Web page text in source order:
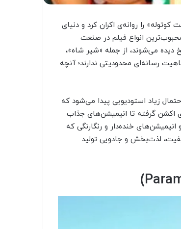
و هفت کوتوله» را روانه‌ی اکران کرد و دنیای
انواع فیلم در صنعت
در میان ۲۰ فیلم پرفروش تاریخ دیده می‌شوند، از جمله «شیر شاه»،
رسانه‌ای محدودیتی ندارند؛ آنچه
زیاد استودیویی پیدا می‌شود که
اکشن گرفته تا انیمیشن‌های جذاب
خنده‌دار و رنگارنگی که
لذت‌بخش و جادویی تولید